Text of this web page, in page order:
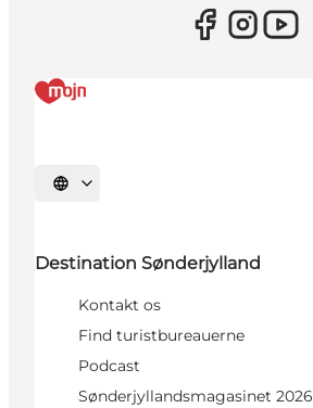
Vælg sprog
Destination Sønderjylland
Kontakt os
Find turistbureauerne
Podcast
Sønderjyllandsmagasinet 2026